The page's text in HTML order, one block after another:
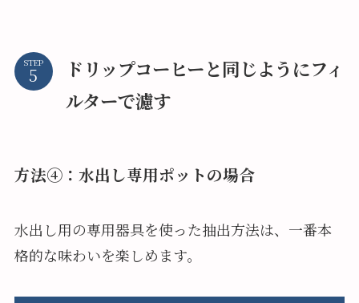
STEP
ドリップコーヒーと同じようにフィ
ルターで濾す
方法④：水出し専用ポットの場合
水出し用の専用器具を使った抽出方法は、一番本
格的な味わいを楽しめます。